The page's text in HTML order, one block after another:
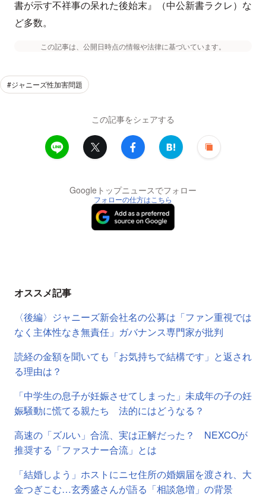
書が示す不祥事の呆れた後始末』（中公新書ラクレ）な
ど多数。
この記事は、公開日時点の情報や法律に基づいています。
#ジャニーズ性加害問題
この記事をシェアする
Googleトップニュースでフォロー
フォローの仕方はこちら
オススメ記事
〈後編〉ジャニーズ新会社名の公募は「ファン重視では
なく主体性なき無責任」ガバナンス専門家が批判
読経の金額を聞いても「お気持ちで結構です」と返され
る理由は？
「中学生の息子が妊娠させてしまった」未成年の子の妊
娠騒動に慌てる親たち 法的にはどうなる？
高速の「ズルい」合流、実は正解だった？ NEXCOが
推奨する「ファスナー合流」とは
「結婚しよう」ホストにニセ住所の婚姻届を渡され、大
金つぎこむ…玄秀盛さんが語る「相談急増」の背景